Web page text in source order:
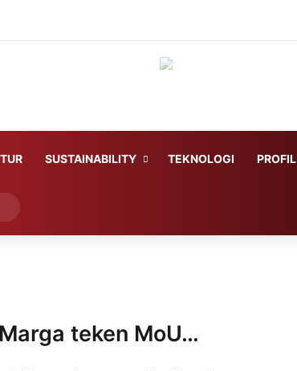
SUSTAINABILITY TEKNOLOGI PROFIL
teken MoU…